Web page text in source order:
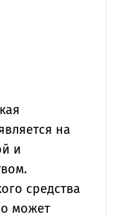
на
и
средства
может